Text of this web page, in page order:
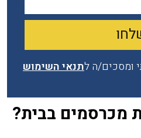
ומסכים/ה לתנאי השימוש
מכרסמים בבית?